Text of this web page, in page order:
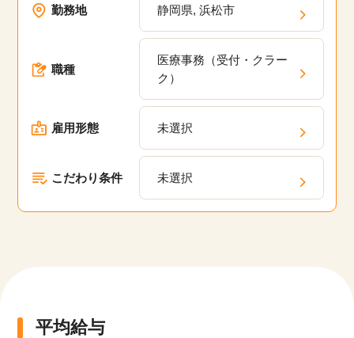
代、50代といった幅広い年齢層が活躍している職
場の求人が多数あります。弊社の派遣・委託現場
においてスキルアップのための研修プログラム
や、キャリアパスの相談、定期的なフィードバッ
クを通じて、あなたのキャリアアップを支援しま
す。
勤務地 静岡県, 浜松市
職種
医療事務（受付・クラー
ク）
雇用形態 未選択
こだわり条件 未選択
平均給与